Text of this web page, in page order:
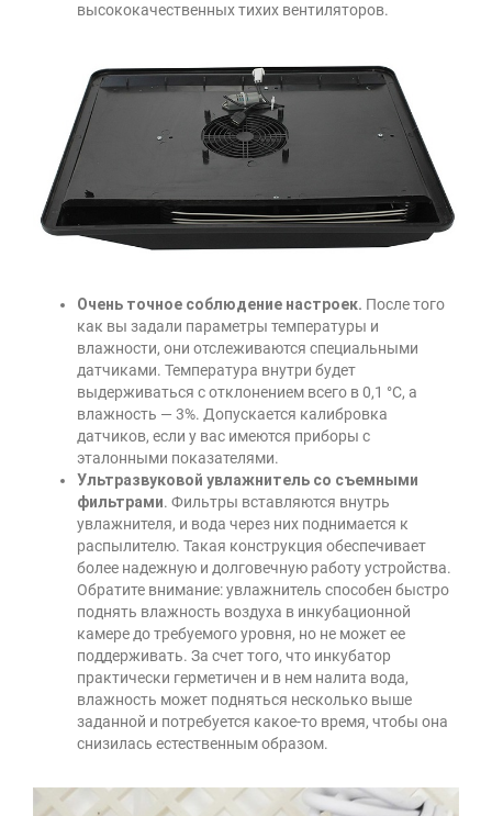
высококачественных тихих вентиляторов.
Очень точное соблюдение настроек. После того
как вы задали параметры температуры и
влажности, они отслеживаются специальными
датчиками. Температура внутри будет
выдерживаться с отклонением всего в 0,1 °С, а
влажность — 3%. Допускается калибровка
датчиков, если у вас имеются приборы с
эталонными показателями.
Ультразвуковой увлажнитель со съемными
фильтрами. Фильтры вставляются внутрь
увлажнителя, и вода через них поднимается к
распылителю. Такая конструкция обеспечивает
более надежную и долговечную работу устройства.
Обратите внимание: увлажнитель способен быстро
поднять влажность воздуха в инкубационной
камере до требуемого уровня, но не может ее
поддерживать. За счет того, что инкубатор
практически герметичен и в нем налита вода,
влажность может подняться несколько выше
заданной и потребуется какое-то время, чтобы она
снизилась естественным образом.